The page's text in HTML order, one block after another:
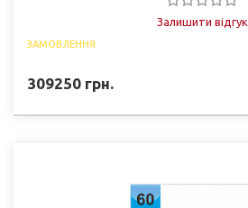
Залишити відгук
ЗАМОВЛЕННЯ
309250 грн.